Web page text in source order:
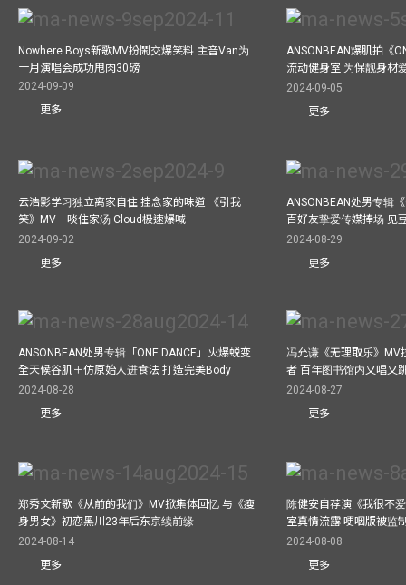
Nowhere Boys新歌MV扮鬧交爆笑料 主音Van为
十月演唱会成功甩肉30磅
2024-09-09
更多
ANSONBEAN爆肌拍《
流动健身室 为保靓身材
2024-09-05
更多
云浩影学习独立离家自住 挂念家的味道 《引我
笑》MV一啖住家汤 Cloud极速爆喊
2024-09-02
更多
ANSONBEAN处男专辑
百好友挚爱传媒捧场 见
2024-08-29
更多
ANSONBEAN处男专辑「ONE DANCE」火爆蜕变
全天候谷肌＋仿原始人进食法 打造完美Body
2024-08-28
更多
冯允谦《无理取乐》MV
者 百年图书馆内又唱又
2024-08-27
更多
郑秀文新歌《从前的我们》MV掀集体回忆 与《瘦
身男女》初恋黑川23年后东京续前缘
2024-08-14
更多
陈健安自荐演《我很不
室真情流露 哽咽版被监
2024-08-08
更多